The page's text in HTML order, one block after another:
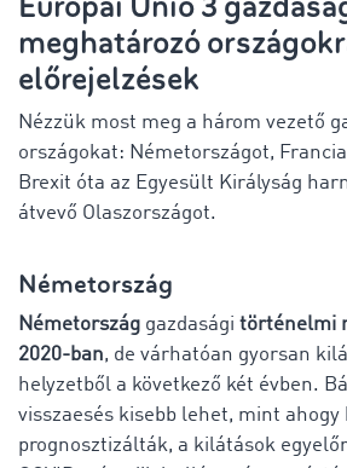
meghatározó
előrejelzések
Nézzük most meg a három vezető
országokat: Németországot,
Brexit óta az Egyesült Királyság
átvevő Olaszországot.
Németország
Németország gazdasági történelmi
2020-ban, de várhatóan gyorsan
helyzetből a következő két évben.
visszaesés kisebb lehet, mint ahogy
prognosztizálták, a kilátások